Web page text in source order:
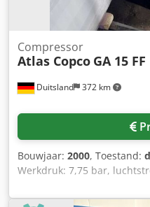
Duitsland 372 km
Compressor
Atlas Copco GA 15 FF
Bouwjaar: 2000, Toestand:
Werkdruk: 7,75 bar,
kW, toerental: 3000 tpm,
kg. Een inspectie ter